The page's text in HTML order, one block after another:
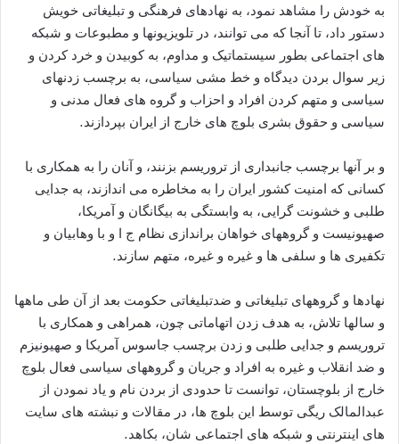
به خودش را مشاهد نمود، به نهادهای فرهنگی و تبلیغاتی خویش
دستور داد، تا آنجا که می توانند، در تلویزیونها و مطبوعات و شبکه
های اجتماعی بطور سیستماتیک و مداوم، به کوبیدن و خرد کردن و
زیر سوال بردن دیدگاه و خط مشی سیاسی، به برچسب زدنهای
سیاسی و متهم کردن افراد و احزاب و گروه های فعال مدنی و
سیاسی و حقوق بشری بلوچ های خارج از ایران بپردازند.
و بر آنها برچسب جانبداری از تروریسم بزنند، و آنان را به همکاری با
کسانی که امنیت کشور ایران را به مخاطره می اندازند، به جدایی
طلبی و خشونت گرایی، به وابستگی به بیگانگان و آمریکا،
صهیونیست و گروههای خواهان براندازی نظام ج ا و با وهابیان و
تکفیری ها و سلفی ها و غیره و غیره، متهم سازند.
نهادها و گروههای تبلیغاتی و ضدتبلیغاتی حکومت بعد از آن طی ماهها
و سالها تلاش، به هدف زدن اتهاماتی چون، همراهی و همکاری با
تروریسم و جدایی طلبی و زدن برچسب جاسوس آمریکا و صهیونیزم
و ضد انقلاب و غیره به افراد و جریان و گروههای سیاسی فعال بلوچ
خارج از بلوچستان، توانست تا حدودی از بردن نام و یاد نمودن از
عبدالمالک ریگی توسط این بلوچ ها، در مقالات و نبشته های سایت
های اینترنتی و شبکه های اجتماعی شان، بکاهد.